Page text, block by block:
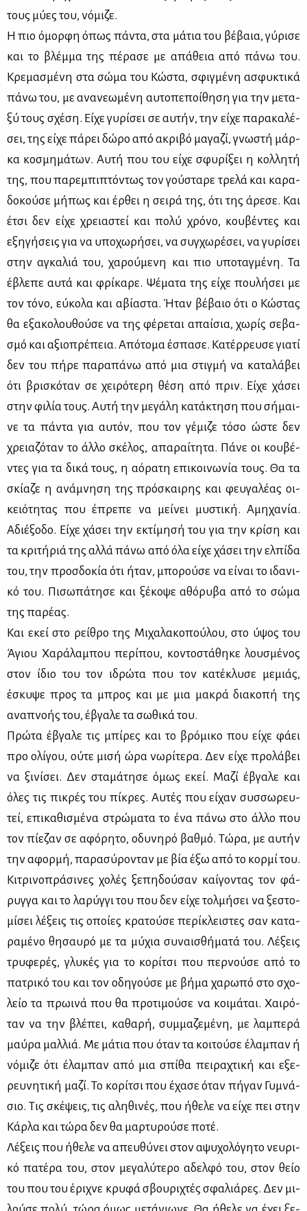
τους μύ­ες του, νό­μι­ζε.
Η πιο όμορ­φη όπως πά­ντα, στα μά­τια του βέ­βαια, γύ­ρι­σε
και το βλέμ­μα της πέ­ρα­σε με απά­θεια από πά­νω του.
Κρε­μα­σμέ­νη στα σώ­μα του Κώ­στα, σφιγ­μέ­νη ασφυ­κτι­κά
πά­νω του, με ανα­νε­ω­μέ­νη αυ­το­πε­ποί­θη­ση για την με­τα­
ξύ τους σχέ­ση. Εί­χε γυ­ρί­σει σε αυ­τήν, την εί­χε πα­ρα­κα­λέ­
σει, της εί­χε πά­ρει δώ­ρο από ακρι­βό μα­γα­ζί, γνω­στή μάρ­
κα κο­σμη­μά­των. Αυ­τή που του εί­χε σφυ­ρί­ξει η κολ­λη­τή
της, που πα­ρε­μπι­πτό­ντως τον γού­στα­ρε τρε­λά και κα­ρα­
δο­κού­σε μή­πως και έρ­θει η σει­ρά της, ότι της άρε­σε. Και
έτσι δεν εί­χε χρεια­στεί και πο­λύ χρό­νο, κου­βέ­ντες και
εξη­γή­σεις για να υπο­χω­ρή­σει, να συγ­χω­ρέ­σει, να γυ­ρί­σει
στην αγκα­λιά του, χα­ρού­με­νη και πιο υπο­ταγ­μέ­νη. Τα
έβλε­πε αυ­τά και φρί­κα­ρε. Ψέ­μα­τα της εί­χε που­λή­σει με
τον τό­νο, εύ­κο­λα και αβί­α­στα. Ήταν βέ­βαιο ότι ο Κώ­στας
θα εξα­κο­λου­θού­σε να της φέ­ρε­ται απαί­σια, χω­ρίς σε­βα­
σμό και αξιο­πρέ­πεια. Από­το­μα έσπα­σε. Κα­τέρ­ρευ­σε για­τί
δεν του πή­ρε πα­ρα­πά­νω από μια στιγ­μή να κα­τα­λά­βει
ότι βρι­σκό­ταν σε χει­ρό­τε­ρη θέ­ση από πριν. Εί­χε χά­σει
στην φι­λία τους. Αυ­τή την με­γά­λη κα­τά­κτη­ση που σή­μαι­
νε τα πά­ντα για αυ­τόν, που τον γέ­μι­ζε τό­σο ώστε δεν
χρεια­ζό­ταν το άλ­λο σκέ­λος, απα­ραί­τη­τα. Πά­νε οι κου­βέ­
ντες για τα δι­κά τους, η αό­ρα­τη επι­κοι­νω­νία τους. Θα τα
σκί­α­ζε η ανά­μνη­ση της πρό­σκαι­ρης και φευ­γα­λέ­ας οι­
κειό­τη­τας που έπρε­πε να μεί­νει μυ­στι­κή. Αμη­χα­νία.
Αδιέ­ξο­δο. Εί­χε χά­σει την εκτί­μη­σή του για την κρί­ση και
τα κρι­τή­ριά της αλ­λά πά­νω από όλα εί­χε χά­σει την ελ­πί­δα
του, την προσ­δο­κία ότι ήταν, μπο­ρού­σε να εί­ναι το ιδα­νι­
κό του. Πι­σω­πά­τη­σε και ξέ­κο­ψε αθό­ρυ­βα από το σώ­μα
της πα­ρέ­ας.
Και εκεί στο ρεί­θρο της Μι­χα­λα­κο­πού­λου, στο ύψος του
Άγιου Χα­ρά­λα­μπου πε­ρί­που, κο­ντο­στά­θη­κε λου­σμέ­νος
στον ίδιο του τον ιδρώ­τα που τον κα­τέ­κλυ­σε με­μιάς,
έσκυ­ψε προς τα μπρος και με μια μα­κρά δια­κο­πή της
ανα­πνο­ής του, έβγα­λε τα σω­θι­κά του.
Πρώ­τα έβγα­λε τις μπί­ρες και το βρό­μι­κο που εί­χε φά­ει
προ ολί­γου, ού­τε μι­σή ώρα νω­ρί­τε­ρα. Δεν εί­χε προ­λά­βει
να ξι­νί­σει. Δεν στα­μά­τη­σε όμως εκεί. Μα­ζί έβγα­λε και
όλες τις πι­κρές του πί­κρες. Αυ­τές που εί­χαν συσ­σω­ρευ­
τεί, επι­κα­θι­σμέ­να στρώ­μα­τα το ένα πά­νω στο άλ­λο που
τον πί­ε­ζαν σε αφό­ρη­το, οδυ­νη­ρό βαθ­μό. Τώ­ρα, με αυ­τήν
την αφορ­μή, πα­ρα­σύ­ρο­νταν με βία έξω από το κορ­μί του.
Κι­τρι­νο­πρά­σι­νες χο­λές ξε­πη­δού­σαν καί­γο­ντας τον φά­
ρυγ­γα και το λα­ρύγ­γι του που δεν εί­χε τολ­μή­σει να ξε­στο­
μί­σει λέ­ξεις τις οποί­ες κρα­τού­σε πε­ρί­κλει­στες σαν κα­τα­
ρα­μέ­νο θη­σαυ­ρό με τα μύ­χια συ­ναι­σθή­μα­τά του. Λέ­ξεις
τρυ­φε­ρές, γλυ­κές για το κο­ρί­τσι που περ­νού­σε από το
πα­τρι­κό του και τον οδη­γού­σε με βή­μα χα­ρω­πό στο σχο­
λείο τα πρω­ι­νά που θα προ­τι­μού­σε να κοι­μά­ται. Χαι­ρό­
ταν να την βλέ­πει, κα­θα­ρή, συμ­μα­ζε­μέ­νη, με λα­μπε­ρά
μαύ­ρα μαλ­λιά. Με μά­τια που όταν τα κοι­τού­σε έλα­μπαν ή
νό­μι­ζε ότι έλα­μπαν από μια σπί­θα πει­ρα­χτι­κή και εξε­
ρευ­νη­τι­κή μα­ζί. Το κο­ρί­τσι που έχα­σε όταν πή­γαν Γυ­μνά­
σιο. Τις σκέ­ψεις, τις αλη­θι­νές, που ήθε­λε να εί­χε πει στην
Κάρ­λα και τώ­ρα δεν θα μαρ­τυ­ρού­σε πο­τέ.
Λέ­ξεις που ήθε­λε να απευ­θύ­νει στον αψυ­χο­λό­γη­το νευ­ρι­
κό πα­τέ­ρα του, στον με­γα­λύ­τε­ρο αδελ­φό του, στον θείο
του που του έρι­χνε κρυ­φά σβου­ρι­χτές σφα­λιά­ρες. Δεν μι­